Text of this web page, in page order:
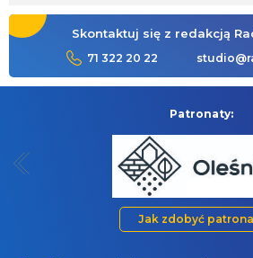
Skontaktuj się z redakcją
71 322 20 22
Patronaty:
Jak zdobyć